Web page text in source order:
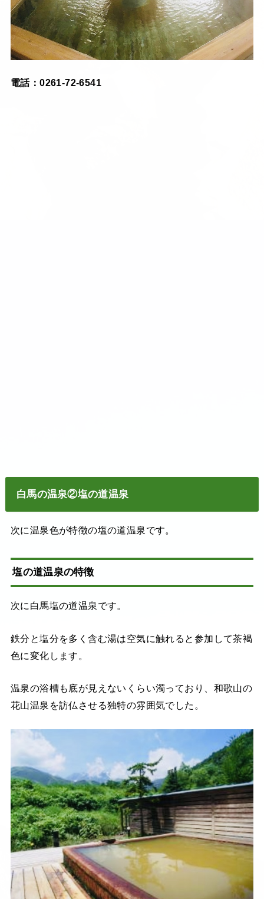
電話：0261-72-6541
白馬の温泉②塩の道温泉
次に温泉色が特徴の塩の道温泉です。
塩の道温泉の特徴
次に白馬塩の道温泉です。
鉄分と塩分を多く含む湯は空気に触れると参加して茶褐
色に変化します。
温泉の浴槽も底が見えないくらい濁っており、和歌山の
花山温泉を訪仏させる独特の雰囲気でした。